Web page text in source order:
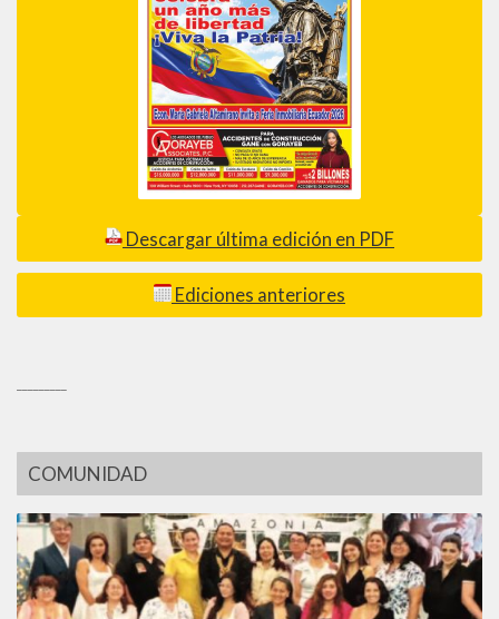
Descargar última edición en PDF
Ediciones anteriores
COMUNIDAD